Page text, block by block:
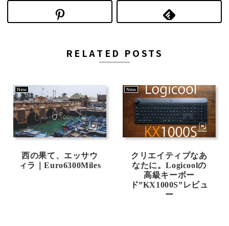
RELATED POSTS
New
西の果て、エッサウ
ィラ｜Euro6300Miles
New
クリエイティブなあ
なたに。Logicoolの
高級キーボー
ド”KX1000S”レビュ
ー